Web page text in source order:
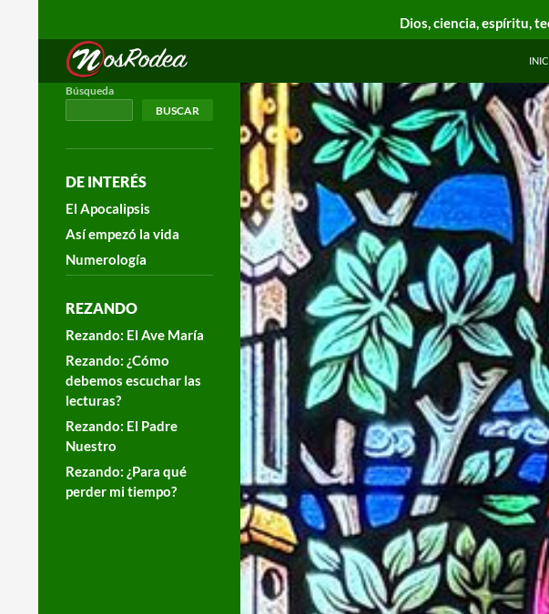
Dios, ciencia, espíritu,
Nos Rodea
Search
Búsqueda
BUSCAR
DE INTERÉS
El Apocalipsis
Así empezó la vida
Numerología
REZANDO
Rezando: El Ave María
Rezando: ¿Cómo
debemos escuchar las
lecturas?
Rezando: El Padre
Nuestro
Rezando: ¿Para qué
perder mi tiempo?